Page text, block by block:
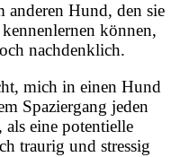
anderen Hund, den sie
können,
nachdenklich.
mich in einen Hund
Spaziergang jeden
als eine potentielle
traurig und stressig